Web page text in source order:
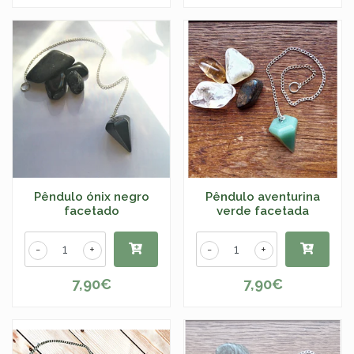
Pêndulo ónix negro
facetado
+
-
7,90€
Pêndulo aventurina
verde facetada
+
-
7,90€